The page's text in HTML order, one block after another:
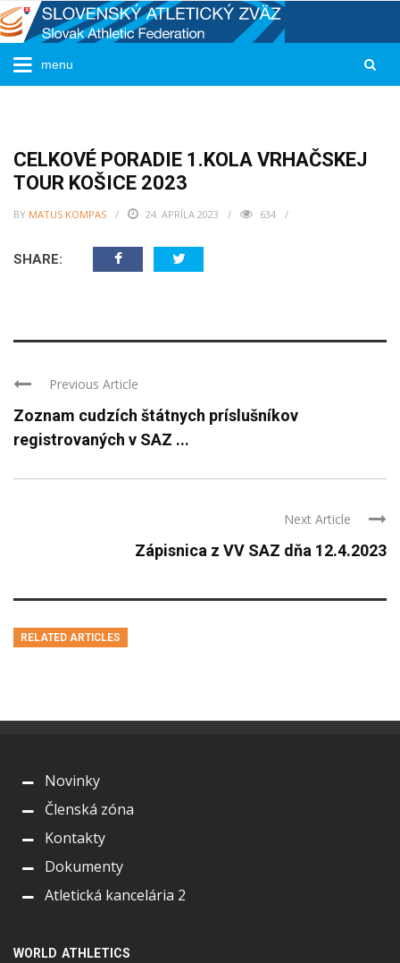
CELKOVÉ PORADIE 1.KOLA VRHAČSKEJ
TOUR KOŠICE 2023
BY MATUS KOMPAS 24. APRÍLA 2023 634
SHARE:
Previous Article
Zoznam cudzích štátnych príslušníkov
registrovaných v SAZ ...
Next Article
Zápisnica z VV SAZ dňa 12.4.2023
RELATED ARTICLES
Novinky
Členská zóna
Kontakty
Dokumenty
Atletická kancelária 2
WORLD ATHLETICS